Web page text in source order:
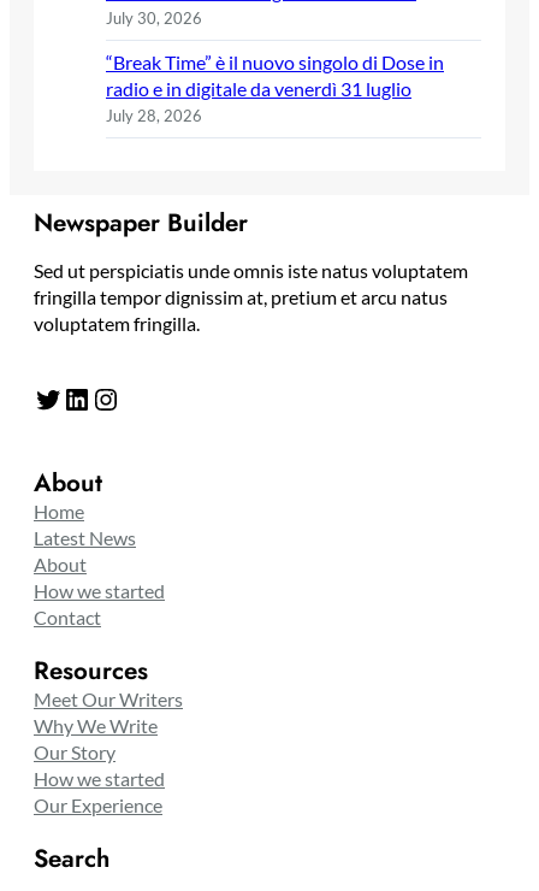
July 30, 2026
“Break Time” è il nuovo singolo di Dose in
radio e in digitale da venerdì 31 luglio
July 28, 2026
Newspaper Builder
Sed ut perspiciatis unde omnis iste natus voluptatem
fringilla tempor dignissim at, pretium et arcu natus
voluptatem fringilla.
Twitter LinkedIn Instagram
About
Home
Latest News
About
How we started
Contact
Resources
Meet Our Writers
Why We Write
Our Story
How we started
Our Experience
Search